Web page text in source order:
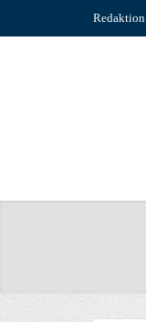
Redaktion